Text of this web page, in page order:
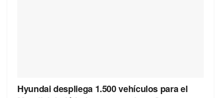
Hyundai despliega 1.500 vehículos para el